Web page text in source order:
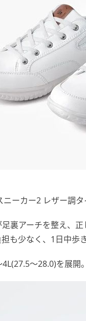
ーカー2 レザー調タ
裏アーチを整え、
も少なく、1日中歩
～28.0)を展開